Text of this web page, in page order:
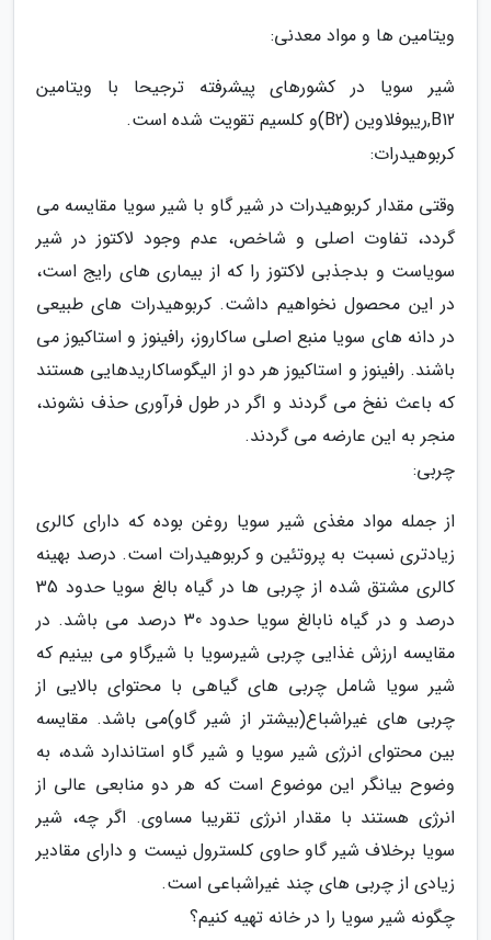
ویتامین ها و مواد معدنی:
شیر سویا در کشورهای پیشرفته ترجیحا با ویتامین
B12,ریبوفلاوین (B2)و کلسیم تقویت شده است.
کربوهیدرات:
وقتی مقدار کربوهیدرات در شیر گاو با شیر سویا مقایسه می
گردد، تفاوت اصلی و شاخص، عدم وجود لاکتوز در شیر
سویاست و بدجذبی لاکتوز را که از بیماری های رایج است،
در این محصول نخواهیم داشت. کربوهیدرات های طبیعی
در دانه های سویا منبع اصلی ساکاروز، رافینوز و استاکیوز می
باشند. رافینوز و استاکیوز هر دو از الیگوساکاریدهایی هستند
که باعث نفخ می گردند و اگر در طول فرآوری حذف نشوند،
منجر به این عارضه می گردند.
چربی:
از جمله مواد مغذی شیر سویا روغن بوده که دارای کالری
زیادتری نسبت به پروتئین و کربوهیدرات است. درصد بهینه
کالری مشتق شده از چربی ها در گیاه بالغ سویا حدود 35
درصد و در گیاه نابالغ سویا حدود 30 درصد می باشد. در
مقایسه ارزش غذایی چربی شیرسویا با شیرگاو می بینیم که
شیر سویا شامل چربی های گیاهی با محتوای بالایی از
چربی های غیراشباع(بیشتر از شیر گاو)می باشد. مقایسه
بین محتوای انرژی شیر سویا و شیر گاو استاندارد شده، به
وضوح بیانگر این موضوع است که هر دو منابعی عالی از
انرژی هستند با مقدار انرژی تقریبا مساوی. اگر چه، شیر
سویا برخلاف شیر گاو حاوی کلسترول نیست و دارای مقادیر
زیادی از چربی های چند غیراشباعی است.
چگونه شیر سویا را در خانه تهیه کنیم؟